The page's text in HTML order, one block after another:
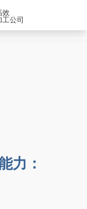
效
工公司
力：